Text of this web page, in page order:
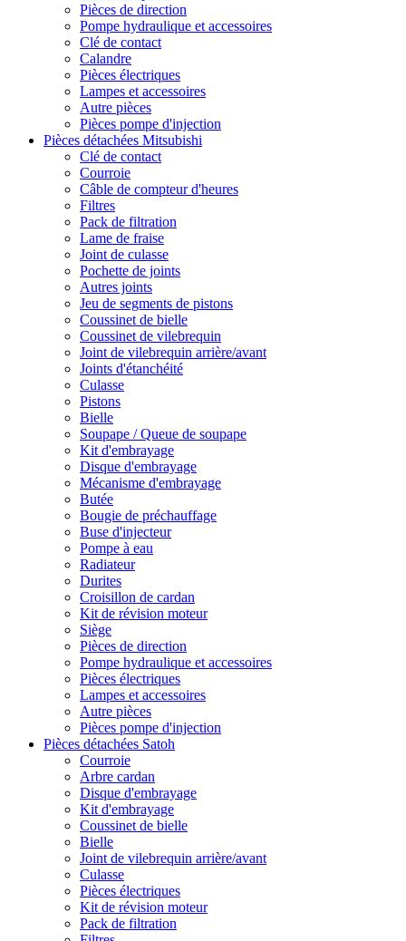
Pièces de direction
Pompe hydraulique et accessoires
Clé de contact
Calandre
Pièces électriques
Lampes et accessoires
Autre pièces
Pièces pompe d'injection
Pièces détachées Mitsubishi
Clé de contact
Courroie
Câble de compteur d'heures
Filtres
Pack de filtration
Lame de fraise
Joint de culasse
Pochette de joints
Autres joints
Jeu de segments de pistons
Coussinet de bielle
Coussinet de vilebrequin
Joint de vilebrequin arrière/avant
Joints d'étanchéité
Culasse
Pistons
Bielle
Soupape / Queue de soupape
Kit d'embrayage
Disque d'embrayage
Mécanisme d'embrayage
Butée
Bougie de préchauffage
Buse d'injecteur
Pompe à eau
Radiateur
Durites
Croisillon de cardan
Kit de révision moteur
Siège
Pièces de direction
Pompe hydraulique et accessoires
Pièces électriques
Lampes et accessoires
Autre pièces
Pièces pompe d'injection
Pièces détachées Satoh
Courroie
Arbre cardan
Disque d'embrayage
Kit d'embrayage
Coussinet de bielle
Bielle
Joint de vilebrequin arrière/avant
Culasse
Pièces électriques
Kit de révision moteur
Pack de filtration